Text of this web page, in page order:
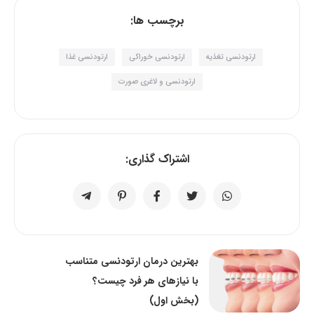
برچسب ها:
ارتودنسی تغذیه ارتودنسی خوراکی ارتودنسی غذا
ارتودنسی و لاغری صورت
اشتراک گذاری:
بهترین درمان ارتودنسی متناسب
با نیازهای هر فرد چیست؟
(بخش اول)